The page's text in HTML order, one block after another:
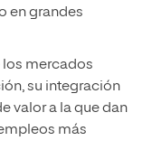
en grandes
los mercados
su integración
valor a la que dan
más